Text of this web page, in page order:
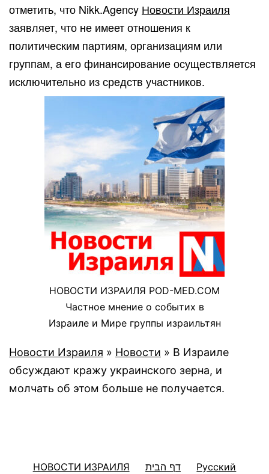
отметить, что Nikk.Agency Новости Израиля
заявляет, что не имеет отношения к
политическим партиям, организациям или
группам, а его финансирование осуществляется
исключительно из средств участников.
НОВОСТИ ИЗРАИЛЯ POD-MED.COM
Частное мнение о событих в
Израиле и Мире группы израильтян
Новости Израиля » Новости » В Израиле
обсуждают кражу украинского зерна, и
молчать об этом больше не получается.
НОВОСТИ ИЗРАИЛЯ דף הבית Русский